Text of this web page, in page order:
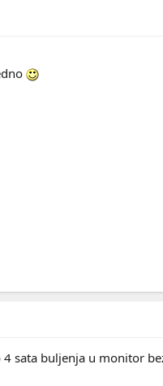
4 sata buljenja u monitor